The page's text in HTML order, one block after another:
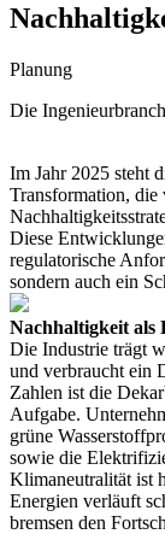
Planung
Die
Im Jahr 2025 steht
Transformation, die
Diese
regulatorische
sondern auch ein
Nachhaltigkeit als
Die Industrie trägt
und verbraucht ein
Zahlen ist die
Aufgabe.
grüne
sowie die
Klimaneutralität ist
Energien verläuft
bremsen den